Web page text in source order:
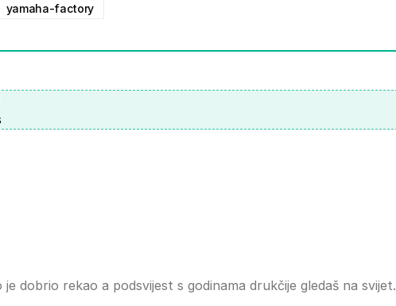
yamaha-factory
je dobrio rekao a podsvijest s godinama drukčije gledaš na svijet.